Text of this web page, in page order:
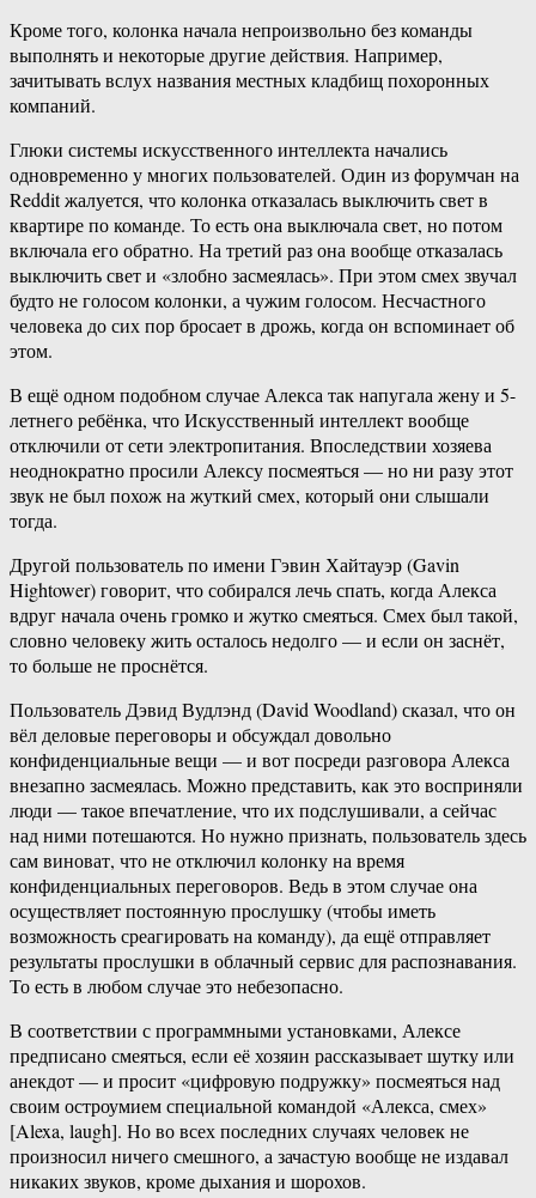
Кроме того, колонка начала непроизвольно без команды
выполнять и некоторые другие действия. Например,
зачитывать вслух названия местных кладбищ похоронных
компаний.
Глюки системы искусственного интеллекта начались
одновременно у многих пользователей. Один из форумчан на
Reddit жалуется, что колонка отказалась выключить свет в
квартире по команде. То есть она выключала свет, но потом
включала его обратно. На третий раз она вообще отказалась
выключить свет и «злобно засмеялась». При этом смех звучал
будто не голосом колонки, а чужим голосом. Несчастного
человека до сих пор бросает в дрожь, когда он вспоминает об
этом.
В ещё одном подобном случае Алекса так напугала жену и 5-
летнего ребёнка, что Искусственный интеллект вообще
отключили от сети электропитания. Впоследствии хозяева
неоднократно просили Алексу посмеяться — но ни разу этот
звук не был похож на жуткий смех, который они слышали
тогда.
Другой пользователь по имени Гэвин Хайтауэр (Gavin
Hightower) говорит, что собирался лечь спать, когда Алекса
вдруг начала очень громко и жутко смеяться. Смех был такой,
словно человеку жить осталось недолго — и если он заснёт,
то больше не проснётся.
Пользователь Дэвид Вудлэнд (David Woodland) сказал, что он
вёл деловые переговоры и обсуждал довольно
конфиденциальные вещи — и вот посреди разговора Алекса
внезапно засмеялась. Можно представить, как это восприняли
люди — такое впечатление, что их подслушивали, а сейчас
над ними потешаются. Но нужно признать, пользователь здесь
сам виноват, что не отключил колонку на время
конфиденциальных переговоров. Ведь в этом случае она
осуществляет постоянную прослушку (чтобы иметь
возможность среагировать на команду), да ещё отправляет
результаты прослушки в облачный сервис для распознавания.
То есть в любом случае это небезопасно.
В соответствии с программными установками, Алексе
предписано смеяться, если её хозяин рассказывает шутку или
анекдот — и просит «цифровую подружку» посмеяться над
своим остроумием специальной командой «Алекса, смех»
[Alexa, laugh]. Но во всех последних случаях человек не
произносил ничего смешного, а зачастую вообще не издавал
никаких звуков, кроме дыхания и шорохов.